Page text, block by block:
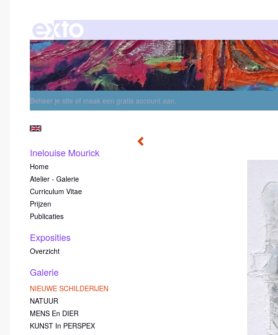
Beheer je site of maak een gratis account aan.
Inelouise Mourick
Home
Atelier - Galerie
Curriculum Vitae
Prijzen
Publicaties
Exposities
Overzicht
Galerie
NIEUWE SCHILDERIJEN
NATUUR
MENS En DIER
KUNST In PERSPEX